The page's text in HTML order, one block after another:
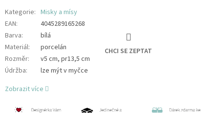
Kategorie: Misky a mísy
EAN:
4045289165268
Barva:
bílá
Materiál:
porcelán
Rozměr:
v5 cm, pr13,5 cm
Údržba: lze mýt v myčce
CHCI SE ZEPTAT
Zobrazit více